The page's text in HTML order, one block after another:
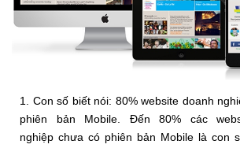
1. Con số biết nói: 80% website doanh
phiên bản Mobile. Đến 80% các
nghiệp chưa có phiên bản Mobile là con